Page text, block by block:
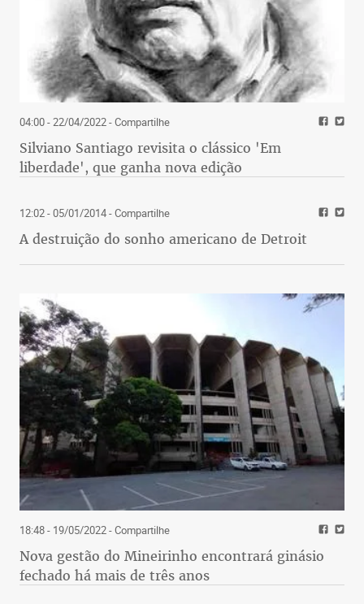
04:00 - 22/04/2022- Compartilhe
Silviano Santiago revisita o clássico 'Em
liberdade', que ganha nova edição
12:02 - 05/01/2014- Compartilhe
A destruição do sonho americano de Detroit
18:48 - 19/05/2022- Compartilhe
Nova gestão do Mineirinho encontrará ginásio
fechado há mais de três anos